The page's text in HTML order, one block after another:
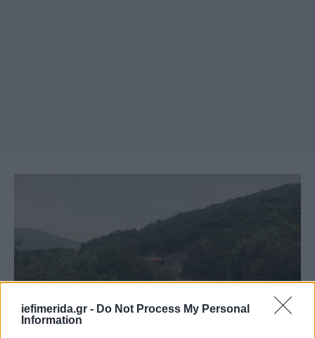
iefimerida.gr - Do Not Process My Personal
Information